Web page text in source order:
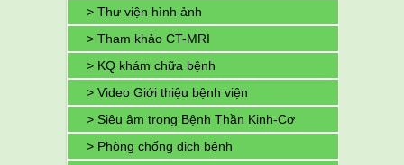
> Thư viện hình ảnh
> Tham khảo CT-MRI
> KQ khám chữa bệnh
> Video Giới thiệu bệnh viện
> Siêu âm trong Bệnh Thần Kinh-Cơ
> Phòng chống dịch bệnh